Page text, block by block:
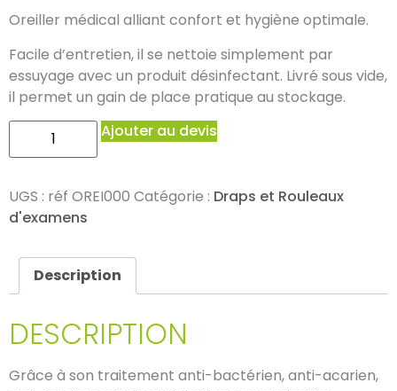
Oreiller médical alliant confort et hygiène optimale.
Facile d’entretien, il se nettoie simplement par
essuyage avec un produit désinfectant. Livré sous vide,
il permet un gain de place pratique au stockage.
Ajouter au devis
UGS : réf OREI000 Catégorie : Draps et Rouleaux
d'examens
Description
DESCRIPTION
Grâce à son traitement anti-bactérien, anti-acarien,